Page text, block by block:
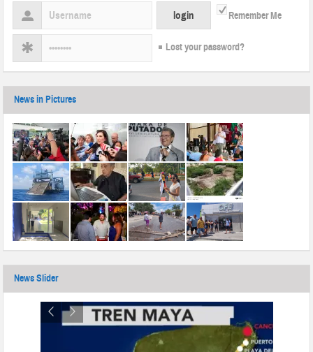
Remember Me
Lost your password?
News in Pictures
News Slider